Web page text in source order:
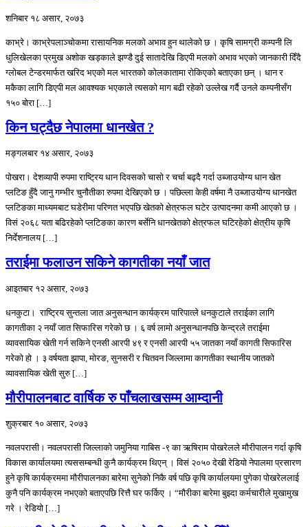
शनिबार १८ असार, २०७३
काभ्रे। काभ्रेपलाञ्चोकमा रासायनिक मलको अभाव हुन थालेको छ । कृषि सामग्री कम्पनी लि
धुलिखेलका प्रमुख अशोक खड्काले झण्डै दुई सातादेखि डिएपी मलको अभाव भएको जानकारी दिँदै
ग्लोबल टेन्डरमार्फत खरिद भएको मल भारतको कोलकातामा रोकिएको बताएका छन् । धान र
मकैका लागि डिएपी मल आवश्यक भएकाले त्यसको माग बढी रहेको उल्लेख गर्दै उनले कम्पनीसँग
१५० बोरा […]
किन घट्दैछ नेपालमा धानखेत ?
मङ्गलबार १४ असार, २०७३
पोखरा। देशव्यापी रुपमा राष्ट्रिय धान दिवसको चासो र चर्चा बढ्दै गर्दा उब्जाउयोग्य धान खेत
प्लटिङ हुँदै जानु गम्भीर चुनौतीका रुपमा देखिएको छ । पछिल्ला केही वर्षमा नै उब्जाउयोग्य धानखेत
प्लटिङका माध्यमबाट घडेरीमा परिणत भएपछि खेतको क्षेत्रफल घटेर उत्पादनमा कमी आएको छ ।
विसं २०६८ यता बढिरहेको प्लटिङका कारण बर्सेनि धानखेतको क्षेत्रफल घटिरहेको क्षेत्रीय कृषि
निर्देशनालय […]
तराईमा फलाउन सकिने कागतीका नयाँ जात
आइतबार १२ असार, २०७३
धनकुटा। राष्ट्रिय सुन्तला जात अनुसन्धान कार्यक्रम पारिपात्ले धनकुटाले तराईका लागि
कागतीका २ नयाँ जात सिफारिस गरेको छ । ६ वर्ष लामो अनुसन्धानपछि केन्द्रले तराईमा
व्यावसायिक खेती गर्न सकिने एनसी आरपी ४९ र एनसी आरपी ५५ जातका नयाँ कागती सिफारिस
गरेको हो । ३ वर्षयता झापा, मोरङ, सुनसरी र चितवन जिल्लामा कागतीका स्थानीय जातको
व्यावसायिक खेती सुरु […]
मौरीपालनबाट वार्षिक रु पाँचलाखसम्म आम्दानी
शुक्रबार १० असार, २०७३
नवलपरासी। नवलपरासी जिल्लाको जमुनिया गाबिस -९ का ऋषिराम पोखरेलले मौरीपालन गर्दा कृषि
विकास कार्यालयमा त्यससम्बन्धी कुनै कार्यक्रम थिएन् । विसं २०५० देखी रेडियो नेपालमा प्रसारण
हुने कृषि कार्यक्रममा मौरीपालनका बारेमा सुनेको निकै वर्ष पछि कृषि कार्यालयमा पुगेका पोखरेललाई
कुनै पनि कार्यक्रम नभएको बताएपछि रित्तै घर फर्किए । “मौरीका बारेमा बुझ्दा कर्मचारीले मुखामुख
गरे । रेडियो […]